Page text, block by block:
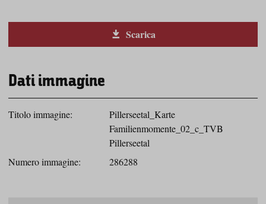
Scarica
Dati immagine
Titolo immagine:
Pillerseetal_Karte
Familienmomente_02_c_TVB
Pillerseetal
Numero immagine:
286288